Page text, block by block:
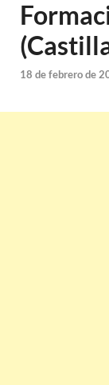
18 de febrero de